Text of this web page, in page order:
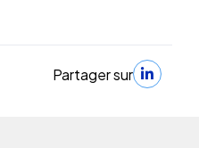
Partager sur